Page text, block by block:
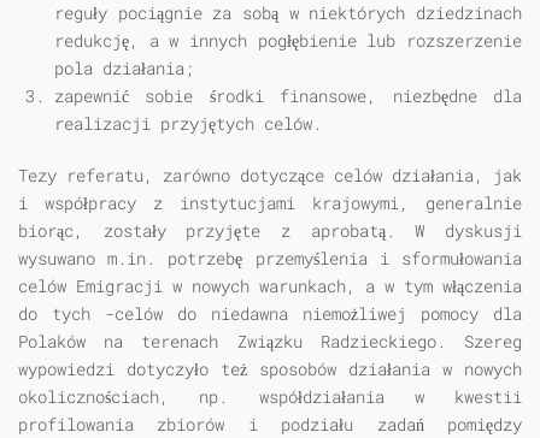
reguły pociągnie za sobą w niektórych dziedzinach
redukcję, a w innych pogłębienie lub rozszerzenie
pola działania;
zapewnić sobie środki finansowe, niezbędne dla
realizacji przyjętych celów.
Tezy referatu, zarówno dotyczące celów działania, jak
i współpracy z instytucjami krajowymi, generalnie
biorąc, zostały przyjęte z aprobatą. W dyskusji
wysuwano m.in. potrzebę przemyślenia i sformułowania
celów Emigracji w nowych warunkach, a w tym włączenia
do tych -celów do niedawna niemożliwej pomocy dla
Polaków na terenach Związku Radzieckiego. Szereg
wypowiedzi dotyczyło też sposobów działania w nowych
okolicznościach, np. współdziałania w kwestii
profilowania zbiorów i podziału zadań pomiędzy